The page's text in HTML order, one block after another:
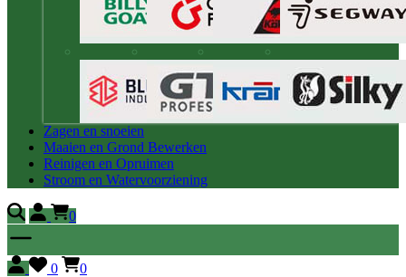
Zagen en snoeien
Maaien en Grond Bewerken
Reinigen en Opruimen
Stroom en Watervoorziening
0
0
0